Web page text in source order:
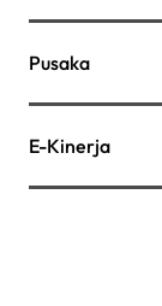
Pusaka
E-Kinerja